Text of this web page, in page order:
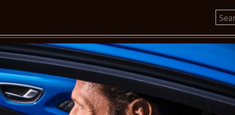
Contents
特集一覧
Information一覧